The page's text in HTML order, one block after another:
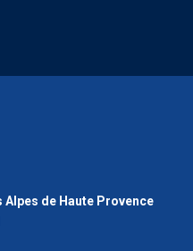
de Haute Provence